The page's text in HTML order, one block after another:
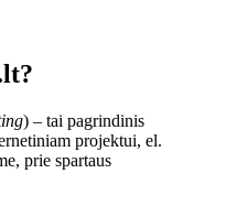
) – tai pagrindinis
projektui, el.
prie spartaus